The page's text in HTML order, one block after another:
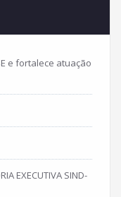
e fortalece atuação
EXECUTIVA SIND-